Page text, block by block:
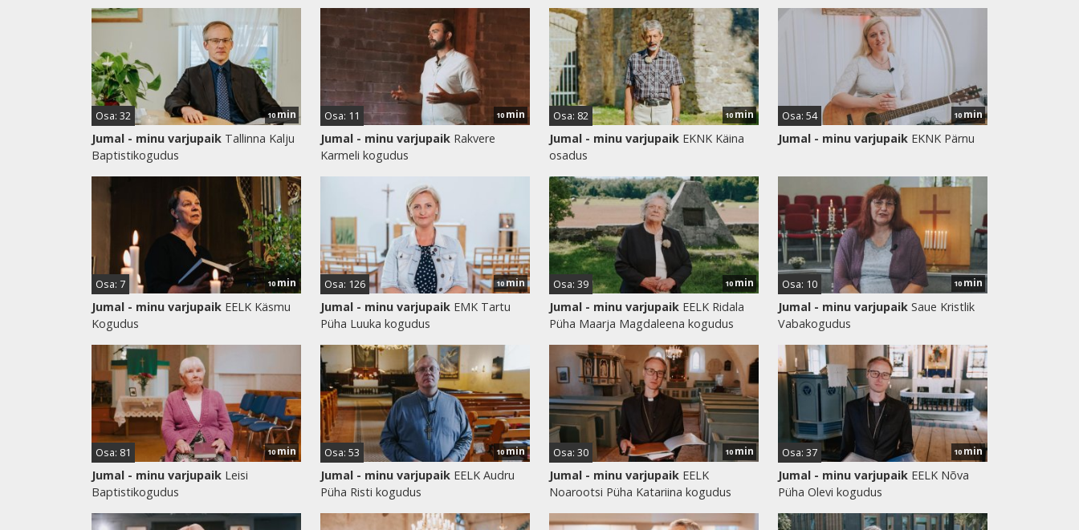
10min
Osa: 32
Jumal - minu varjupaik Tallinna Kalju
Baptistikogudus
10 min
Osa: 11
Jumal - minu varjupaik Rakvere
Karmeli kogudus
10min
Osa: 82
Jumal - minu varjupaik EKNK Käina
osadus
10min
Osa: 54
Jumal - minu varjupaik EKNK Pärnu
10 min
Osa: 7
Jumal - minu varjupaik EELK Käsmu
Kogudus
10min
Osa: 126
Jumal - minu varjupaik EMK Tartu
Püha Luuka kogudus
10 min
Osa: 39
Jumal - minu varjupaik EELK Ridala
Püha Maarja Magdaleena kogudus
10min
Osa: 10
Jumal - minu varjupaik Saue Kristlik
Vabakogudus
10min
Osa: 81
Jumal - minu varjupaik Leisi
Baptistikogudus
10min
Osa: 53
Jumal - minu varjupaik EELK Audru
Püha Risti kogudus
10 min
Osa: 30
Jumal - minu varjupaik EELK
Noarootsi Püha Katariina kogudus
10 min
Osa: 37
Jumal - minu varjupaik EELK Nõva
Püha Olevi kogudus